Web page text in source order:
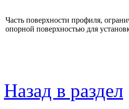
Часть поверхности профиля,
опорной поверхностью для
Назад в раздел